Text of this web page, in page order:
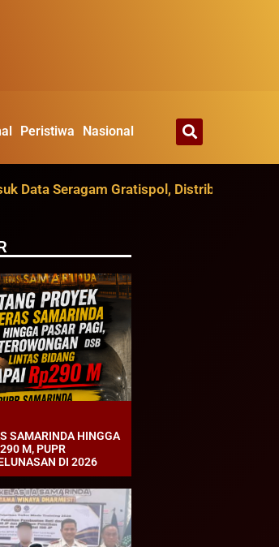
Peristiwa Nasional
Seragam Gratispol, Distribusi Ditarget
SAMARINDA HINGGA
M, PUPR
DI 2026